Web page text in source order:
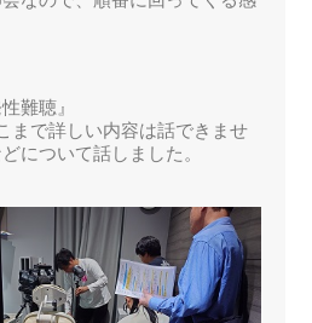
難聴』
まで詳しい内容は話できませ
について話しました。